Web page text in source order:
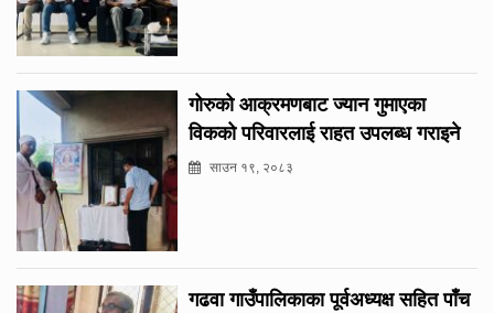
गोरुको आक्रमणबाट ज्यान गुमाएका
विकको परिवारलाई राहत उपलब्ध गराइने
साउन १९, २०८३
गढवा गाउँपालिकाका पूर्वअध्यक्ष सहित पाँच